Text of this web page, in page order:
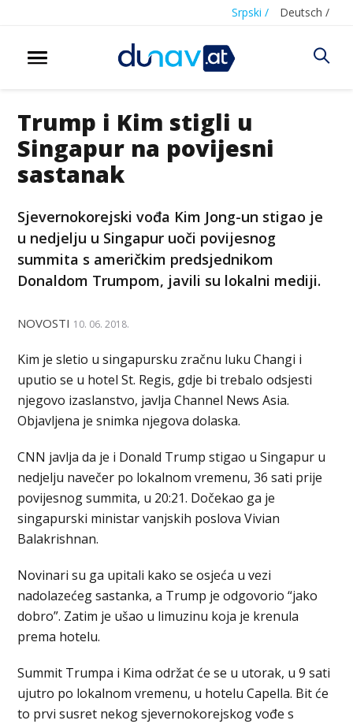
Srpski / Deutsch /
Trump i Kim stigli u
Singapur na povijesni
sastanak
Sjevernokorejski vođa Kim Jong-un stigao je
u nedjelju u Singapur uoči povijesnog
summita s američkim predsjednikom
Donaldom Trumpom, javili su lokalni mediji.
NOVOSTI 10. 06. 2018.
Kim je sletio u singapursku zračnu luku Changi i
uputio se u hotel St. Regis, gdje bi trebalo odsjesti
njegovo izaslanstvo, javlja Channel News Asia.
Objavljena je snimka njegova dolaska.
CNN javlja da je i Donald Trump stigao u Singapur u
nedjelju navečer po lokalnom vremenu, 36 sati prije
povijesnog summita, u 20:21. Dočekao ga je
singapurski ministar vanjskih poslova Vivian
Balakrishnan.
Novinari su ga upitali kako se osjeća u vezi
nadolazećeg sastanka, a Trump je odgovorio “jako
dobro”. Zatim je ušao u limuzinu koja je krenula
prema hotelu.
Summit Trumpa i Kima održat će se u utorak, u 9 sati
ujutro po lokalnom vremenu, u hotelu Capella. Bit će
to prvi susret nekog sjevernokorejskog vođe s